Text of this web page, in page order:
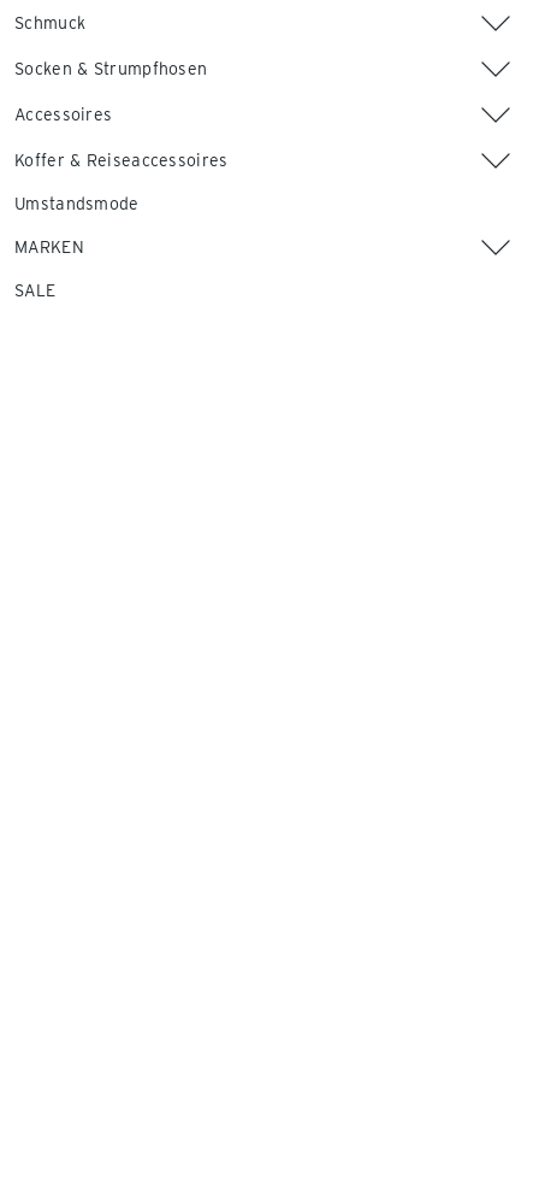
Schmuck
Socken & Strumpfhosen
Accessoires
Koffer & Reiseaccessoires
Umstandsmode
MARKEN
SALE